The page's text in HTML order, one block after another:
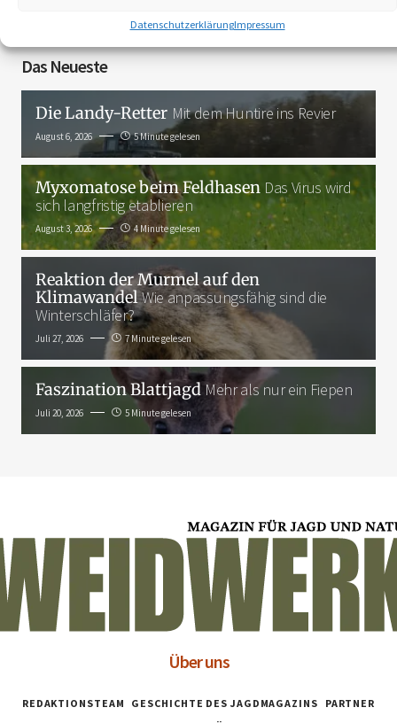
DatenschutzerklärungImpressum
Das Neueste
Die Landy-Retter Mit dem Huntire ins Revier
August 6, 2026 5 Minute gelesen
Myxomatose beim Feldhasen Das Virus wird
sich langfristig etablieren
August 3, 2026 4 Minute gelesen
Reaktion der Murmel auf den
KlimawandelWie anpassungsfähig sind die
Winterschläfer?
Juli 27, 2026 7 Minute gelesen
Faszination BlattjagdMehr als nur ein Fiepen
Juli 20, 2026 5 Minute gelesen
Über uns
REDAKTIONSTEAM GESCHICHTE DES JAGDMAGAZINS
PARTNER